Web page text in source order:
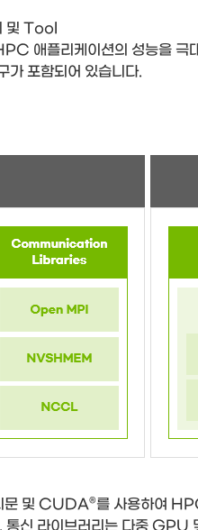
및 Tool
애플리케이션의 성능을 극
가 포함되어 있습니다.
를 사용하여 HPC
라이브러리는 다중 GPU